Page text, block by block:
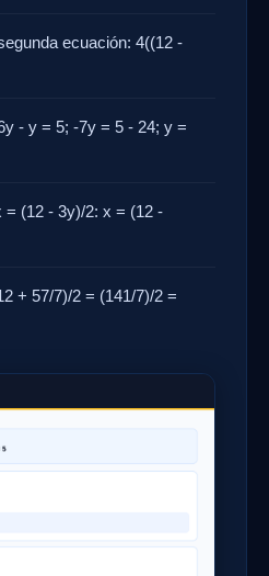
ecuación: 4((12 -
- y = 5; -7y = 5 - 24; y =
= (12 - 3y)/2: x = (12 -
+ 57/7)/2 = (141/7)/2 =